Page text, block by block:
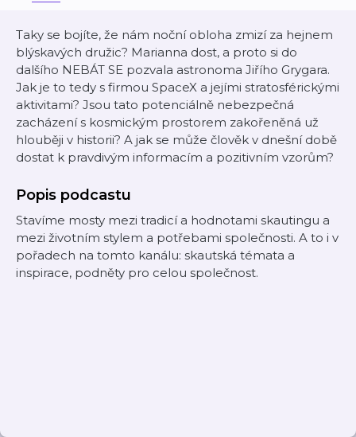
Taky se bojíte, že nám noční obloha zmizí za hejnem
blýskavých družic? Marianna dost, a proto si do
dalšího NEBÁT SE pozvala astronoma Jiřího Grygara.
Jak je to tedy s firmou SpaceX a jejími stratosférickými
aktivitami? Jsou tato potenciálně nebezpečná
zacházení s kosmickým prostorem zakořeněná už
hlouběji v historii? A jak se může člověk v dnešní době
dostat k pravdivým informacím a pozitivním vzorům?
Popis podcastu
Stavíme mosty mezi tradicí a hodnotami skautingu a
mezi životním stylem a potřebami společnosti. A to i v
pořadech na tomto kanálu: skautská témata a
inspirace, podněty pro celou společnost.